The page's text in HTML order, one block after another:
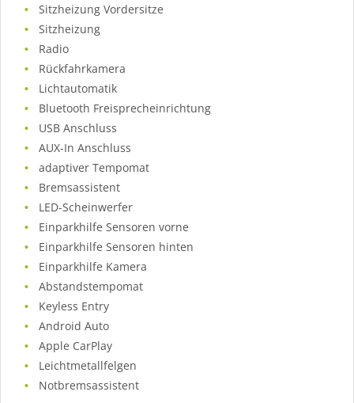
Sitzheizung Vordersitze
Sitzheizung
Radio
Rückfahrkamera
Lichtautomatik
Bluetooth Freisprecheinrichtung
USB Anschluss
AUX-In Anschluss
adaptiver Tempomat
Bremsassistent
LED-Scheinwerfer
Einparkhilfe Sensoren vorne
Einparkhilfe Sensoren hinten
Einparkhilfe Kamera
Abstandstempomat
Keyless Entry
Android Auto
Apple CarPlay
Leichtmetallfelgen
Notbremsassistent